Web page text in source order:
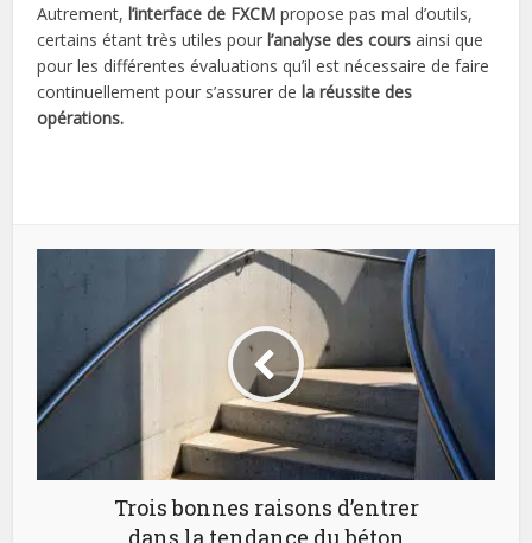
Autrement,l’interface de FXCM propose pas mal d’outils,
certains étant très utiles pourl’analyse des cours ainsi que
pour les différentes évaluations qu’il est nécessaire de faire
continuellement pour s’assurer dela réussite des
opérations.
Trois bonnes raisons d’entrer
dans la tendance du béton